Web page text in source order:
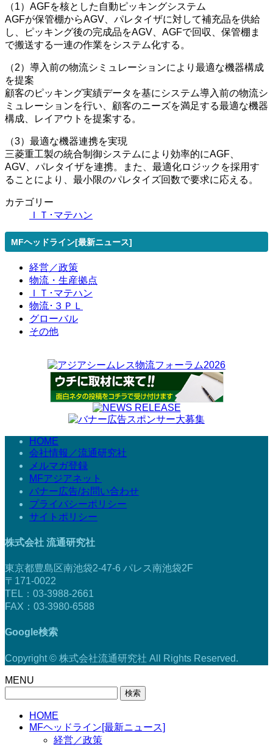
（1）AGFを核とした自動ピッキングシステム
AGFが保管棚からAGV、パレタイザに対して補充品を供給
し、ピッキング後の完成品をAGV、AGFで回収、保管棚ま
で搬送する一連の作業をシステム化する。
（2）導入前の物流シミュレーションにより最適な機器構成
を提案
顧客のピッキング実績データを基にシステム導入前の物流シ
ミュレーションを行い、顧客のニーズを満足する最適な機器
構成、レイアウトを提案する。
（3）最適な機器連携を実現
三菱重工製の統合制御システムにより効率的にAGF、
AGV、パレタイザを連携。また、最適化ロジックを採用す
ることにより、最小限のパレタイズ回数で要求に応える。
カテゴリー
ＩＴ･マテハン
MFヘッドライン[最新ニュース]
経営／政策
物流・生産拠点
ＩＴ･マテハン
物流･３ＰＬ
グローバル
その他
HOME
会社情報／流通研究社
メルマガ登録
MFアジアネット
バナー広告/お問い合わせ
プライバシーポリシー
サイトポリシー
株式会社 流通研究社
東京都豊島区南池袋2-47-6 パレス南池袋2F
〒171-0022
TEL：03-3988-2661
FAX：03-3980-6588
Google検索
Copyright © 株式会社流通研究社 All Rights Reserved.
MENU
HOME
MFヘッドライン[最新ニュース]
経営／政策